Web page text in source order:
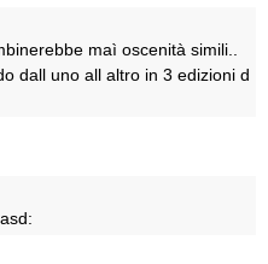
maì oscenità simili..
dall uno all altro in 3 edizioni d